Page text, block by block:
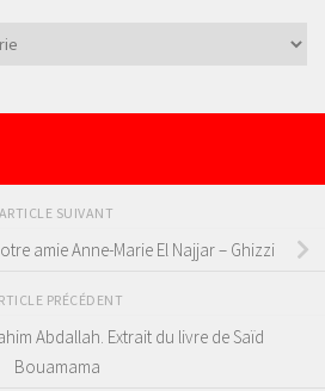
ARTICLE SUIVANT
amie Anne-Marie El Najjar – Ghizzi
PRÉCÉDENT
Abdallah. Extrait du livre de Saïd
Bouamama